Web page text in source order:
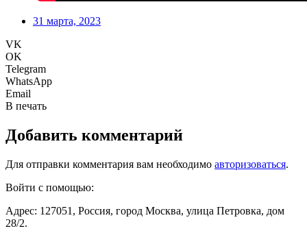
31 марта, 2023
VK
OK
Telegram
WhatsApp
Email
В печать
Добавить комментарий
Для отправки комментария вам необходимо авторизоваться.
Войти с помощью:
Адрес: 127051, Россия, город Москва, улица Петровка, дом
28/2.